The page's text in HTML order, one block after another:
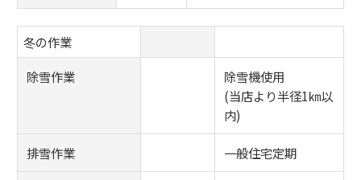
冬の作業
除雪作業
除雪機使用
(当店より半径1㎞以
内)
排雪作業 一般住宅定期